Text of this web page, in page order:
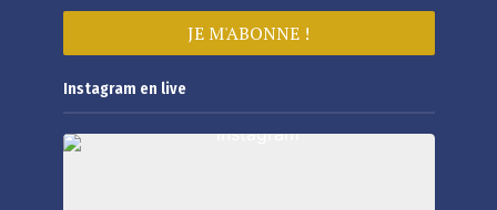
Instagram en live